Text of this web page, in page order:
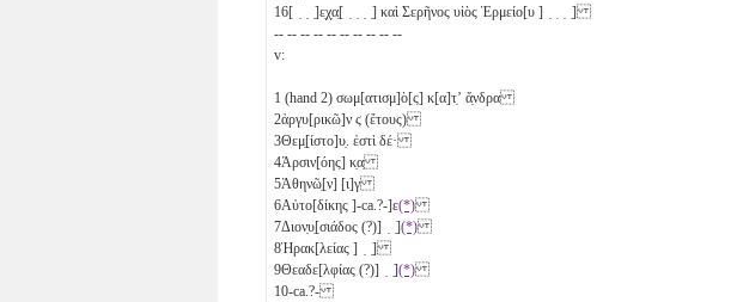
16[ ̣ ̣ ̣]ε̣χ̣α̣[ ̣ ̣ ̣ ̣] καὶ Σερῆνος υἱὸς Ἑρμείο[υ ] ̣ ̣ ̣ ̣]
-- -- -- -- -- -- -- -- -- --
v:
1 (hand 2) σωμ[ατισμ]ὸ[ς] κ[α]τ̣ʼ ἄ̣νδρα
2ἀργυ[ρικῶ]ν ϛ (ἔτους)
3Θεμ̣[ίστο]υ̣. ἐστὶ δέ·
4Ἀρσιν[όης] κ̣α̣
5Ἀθηνῶ̣[ν] [ι]γ
6Αὐτο[δίκης ]-ca.?-]ε(*)
7Διον̣υ̣[σιάδος (?)] ̣ ̣](*)
8Ἡρακ[λείας ] ̣ ̣]
9Θεαδε[λφίας (?)] ̣ ̣](*)
10-ca.?-